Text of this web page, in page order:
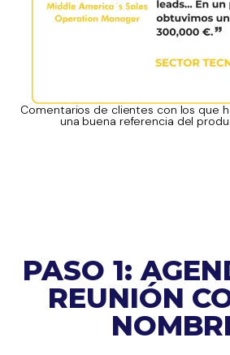
Comentarios de clientes con los que
una buena referencia del
PASO 1:
REUNIÓN